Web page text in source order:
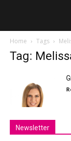
Home Tags
Tag:
Newsletter